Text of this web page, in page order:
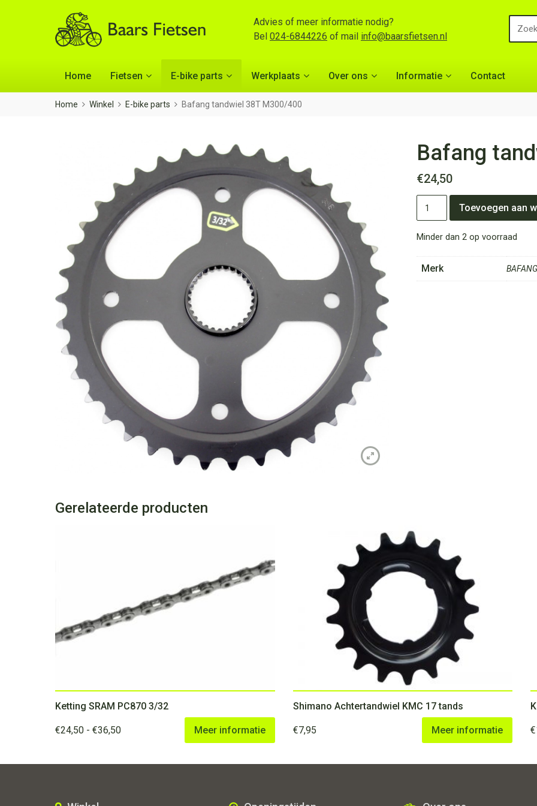
Advies of meer informatie nodig?
Bel 024-6844226 of mail info@baarsfietsen.nl
Home Fietsen E-bike parts Werkplaats Over ons Informatie Contact
Home Winkel E-bike parts Bafang tandwiel 38T M300/400
Bafang
€24,50
Bafang
tandwiel
38T
M300/400
Toevoegen aan
Minder dan 2 op voorraad
Merk
Gerelateerde producten
Ketting SRAM PC870 3/32
€24,50 - €36,50Prijsklasse:
€36,50
Meer informatie
Shimano Achtertandwiel KMC 17 tands
€7,95 Meer informatie €